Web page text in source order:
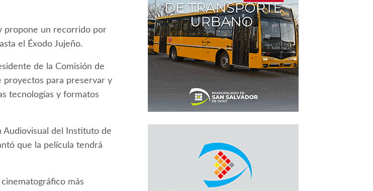
propone un recorrido por
el Éxodo Jujeño.
de la Comisión de
proyectos para preservar y
tecnologías y formatos
Audiovisual del Instituto de
que la película tendrá
más